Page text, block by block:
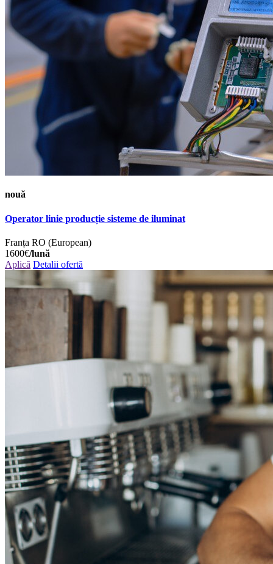
nouă
Operator linie producție sisteme de iluminat
Franța RO (European)
1600€/lună
Aplică Detalii ofertă